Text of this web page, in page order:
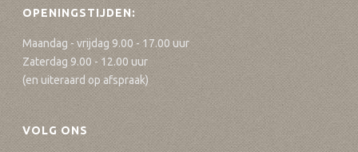
OPENINGSTIJDEN:
Maandag - vrijdag 9.00 - 17.00 uur
Zaterdag 9.00 - 12.00 uur
(en uiteraard op afspraak)
VOLG ONS